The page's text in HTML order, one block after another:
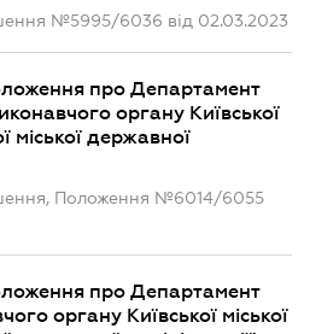
№5995/6036 від 02.03.2023
про Департамент
органу Київської
міської державної
Положення №6014/6055
про Департамент
органу Київської міської